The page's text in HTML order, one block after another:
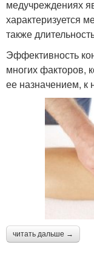
медучреждениях
характеризуется
также
Эффективность
многих факторов,
ее назначением, к
читать дальше →